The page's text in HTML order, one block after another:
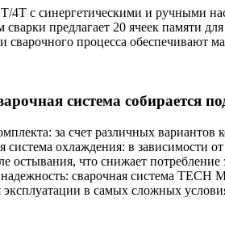
4Т с синергетическими и ручными
предлагает 20 ячеек памяти
сварочного процесса обеспечивают
система собирается
за счет различных
система охлаждения: в зависимости
остывания, что снижает
сварочная система TECH
в самых сложных